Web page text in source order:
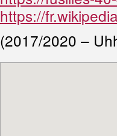
https://
(2017/2020 –